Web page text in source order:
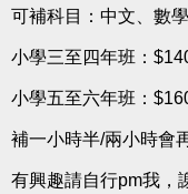
可補科目：中文、數
小學三至四年班：
小學五至六年班：
補一小時半/兩小時會
有興趣請自行pm我，